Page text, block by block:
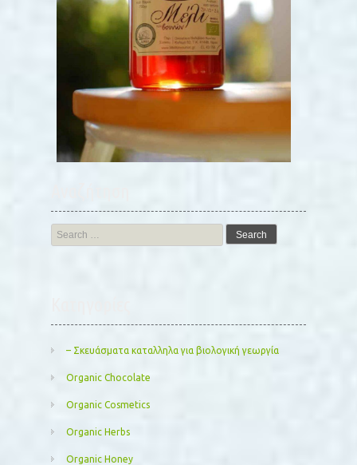
Search
for:
– Σκευάσματα καταλληλα για βιολογική γεωργία
Organic Chocolate
Organic Cosmetics
Organic Herbs
Organic Honey